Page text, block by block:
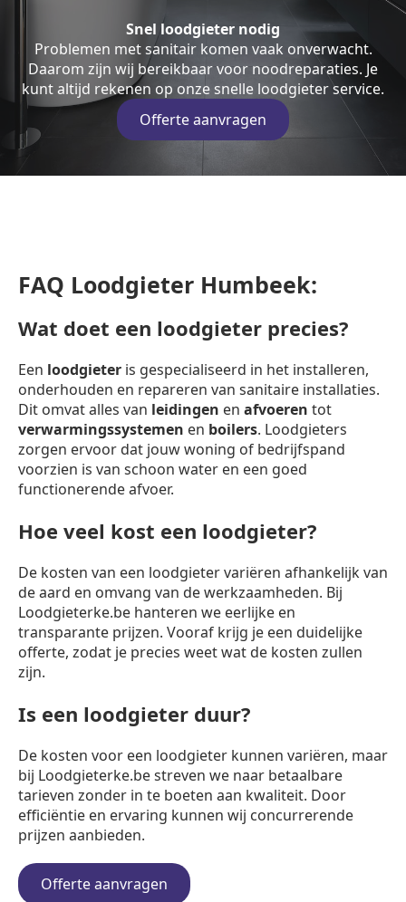
Snel loodgieter nodig
Problemen met sanitair komen vaak onverwacht.
Daarom zijn wij bereikbaar voor noodreparaties. Je
kunt altijd rekenen op onze snelle loodgieter service.
Offerte aanvragen
FAQ Loodgieter Humbeek:
Wat doet een loodgieter precies?
Een loodgieter is gespecialiseerd in het installeren,
onderhouden en repareren van sanitaire installaties.
Dit omvat alles van leidingen en afvoeren tot
verwarmingssystemen en boilers. Loodgieters
zorgen ervoor dat jouw woning of bedrijfspand
voorzien is van schoon water en een goed
functionerende afvoer.
Hoe veel kost een loodgieter?
De kosten van een loodgieter variëren afhankelijk van
de aard en omvang van de werkzaamheden. Bij
Loodgieterke.be hanteren we eerlijke en
transparante prijzen. Vooraf krijg je een duidelijke
offerte, zodat je precies weet wat de kosten zullen
zijn.
Is een loodgieter duur?
De kosten voor een loodgieter kunnen variëren, maar
bij Loodgieterke.be streven we naar betaalbare
tarieven zonder in te boeten aan kwaliteit. Door
efficiëntie en ervaring kunnen wij concurrerende
prijzen aanbieden.
Offerte aanvragen